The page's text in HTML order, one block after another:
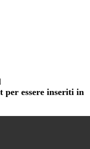
per essere inseriti in